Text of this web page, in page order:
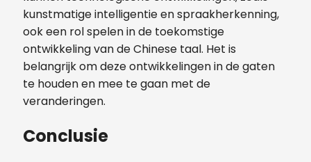
kunstmatige intelligentie en spraakherkenning,
ook een rol spelen in de toekomstige
ontwikkeling van de Chinese taal. Het is
belangrijk om deze ontwikkelingen in de gaten
te houden en mee te gaan met de
veranderingen.
Conclusie